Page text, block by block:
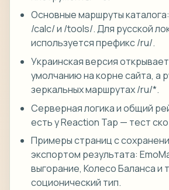
Основные маршруты
/calc/ и /tools/. Для русской
используется префикс /ru/.
Украинская версия
умолчанию на корне сайта, а
зеркальных маршрутах /ru/*.
Серверная логика и общий
есть у Reaction Tap — тест
Примеры страниц с
экспортом результата:
выгорание, Колесо Баланса и
соционический тип.